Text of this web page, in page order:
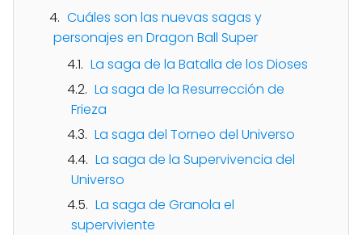
Cuáles son las nuevas sagas y
personajes en Dragon Ball Super
La saga de la Batalla de los Dioses
La saga de la Resurrección de
Frieza
La saga del Torneo del Universo
La saga de la Supervivencia del
Universo
La saga de Granola el
superviviente